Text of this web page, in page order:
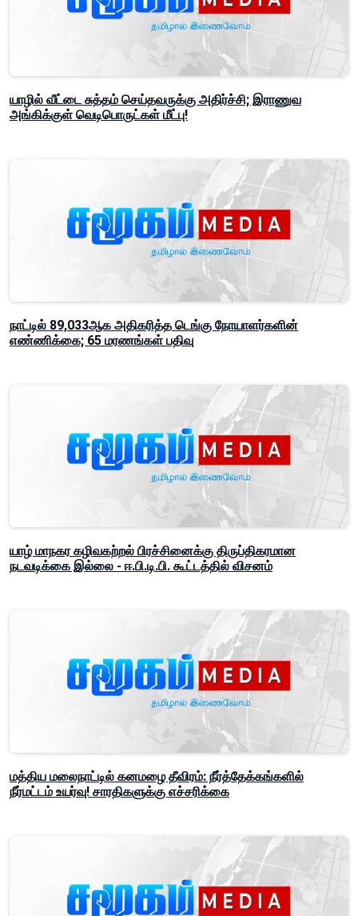
யாழில் வீட்டை சுத்தம் செய்தவருக்கு அதிர்ச்சி; இராணுவ
அங்கிக்குள் வெடிபொருட்கள் மீட்பு!
நாட்டில் 89,033ஆக அதிகரித்த டெங்கு நோயாளர்களின்
எண்ணிக்கை; 65 மரணங்கள் பதிவு
யாழ் மாநகர கழிவகற்றல் பிரச்சினைக்கு திருப்திகரமான
நடவடிக்கை இல்லை - ஈ.பி.டி.பி. கூட்டத்தில் விசனம்
மத்திய மலைநாட்டில் கனமழை தீவிரம்: நீர்த்தேக்கங்களில்
நீர்மட்டம் உயர்வு! சாரதிகளுக்கு எச்சரிக்கை